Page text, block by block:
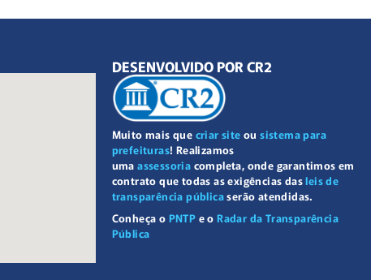
Muito mais que criar site ousistema para
prefeituras! Realizamos
umaassessoria completa, onde garantimos em
contrato que todas as exigências dasleis de
transparência públicaserão atendidas.
Conheça o PNTP e oRadar da Transparência
Pública
DESENVOLVIDO POR CR2